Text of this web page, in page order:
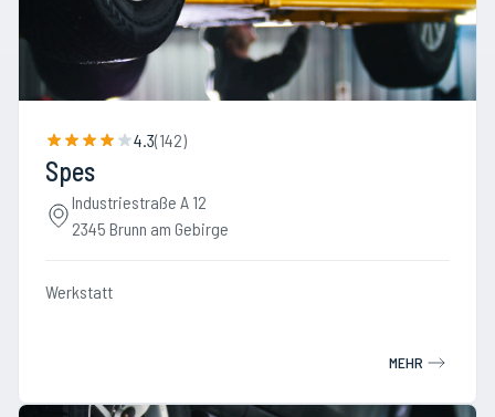
4.3(142)
Spes
Industriestraße A 12
2345 Brunn am Gebirge
Werkstatt
MEHR